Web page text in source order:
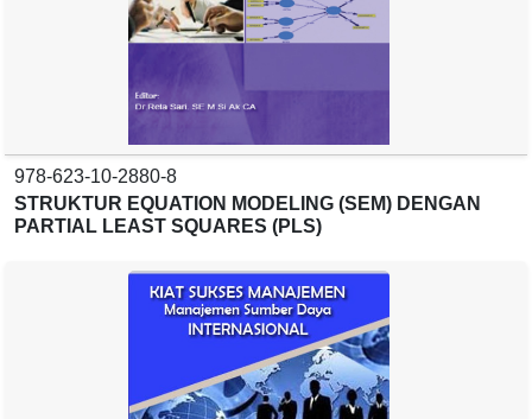
978-623-10-2880-8
STRUKTUR EQUATION MODELING (SEM) DENGAN
PARTIAL LEAST SQUARES (PLS)